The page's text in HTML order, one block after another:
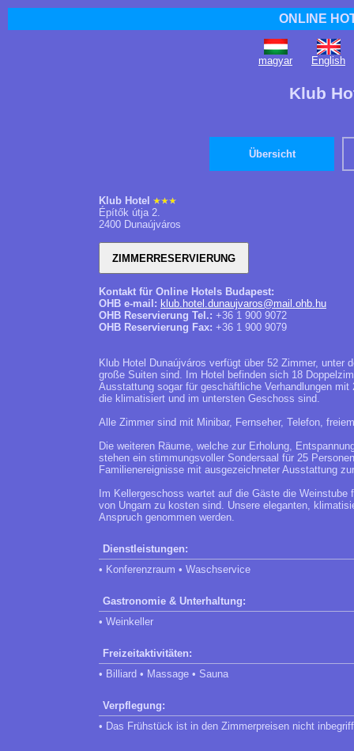
ONLINE
magyar English
Klub
Übersicht
Klub Hotel
Építők útja 2.
2400 Dunaújváros
Kontakt für Online Hotels Budapest:
OHB e-mail: klub.hotel.dunaujvaros@mail.ohb.hu
OHB Reservierung Tel.: +36 1 900 9072
OHB Reservierung Fax: +36 1 900 9079
Klub Hotel Dunaújváros verfügt über 52 Zimmer, unter
große Suiten sind. Im Hotel befinden sich 18
Ausstattung sogar für geschäftliche Verhandlungen
die klimatisiert und im untersten Geschoss sind.
Alle Zimmer sind mit Minibar, Fernseher, Telefon,
Die weiteren Räume, welche zur Erholung,
stehen ein stimmungsvoller Sondersaal für 25
Familienereignisse mit ausgezeichneter Ausstattung
Im Kellergeschoss wartet auf die Gäste die
von Ungarn zu kosten sind. Unsere eleganten,
Anspruch genommen werden.
Dienstleistungen:
• Konferenzraum • Waschservice
Gastronomie & Unterhaltung:
• Weinkeller
Freizeitaktivitäten:
• Billiard • Massage • Sauna
Verpflegung:
• Das Frühstück ist in den Zimmerpreisen nicht